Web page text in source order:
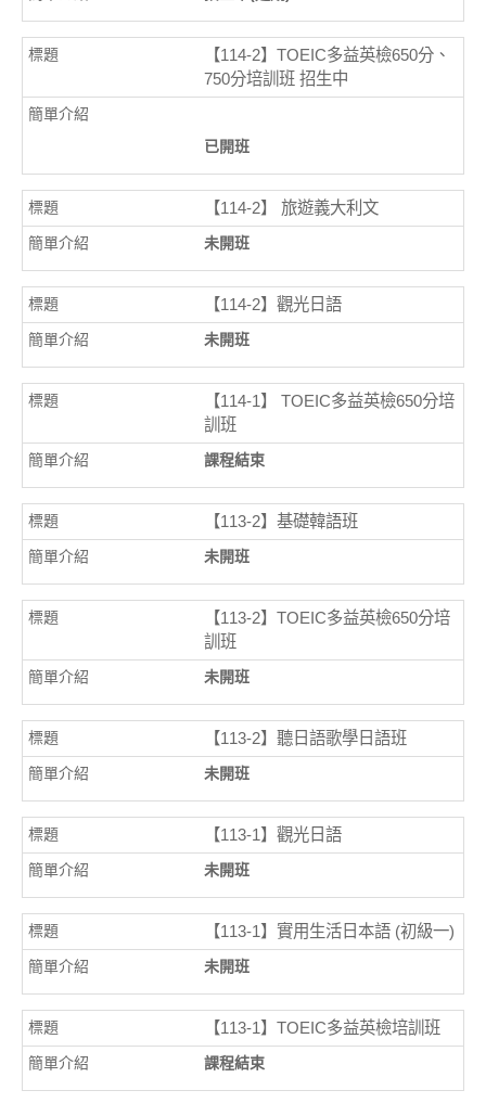
【114-2】TOEIC多益英檢650分、
750分培訓班 招生中
已開班
【114-2】 旅遊義大利文
未開班
【114-2】觀光日語
未開班
【114-1】 TOEIC多益英檢650分培
訓班
課程結束
【113-2】基礎韓語班
未開班
【113-2】TOEIC多益英檢650分培
訓班
未開班
【113-2】聽日語歌學日語班
未開班
【113-1】觀光日語
未開班
【113-1】實用生活日本語 (初級一)
未開班
【113-1】TOEIC多益英檢培訓班
課程結束